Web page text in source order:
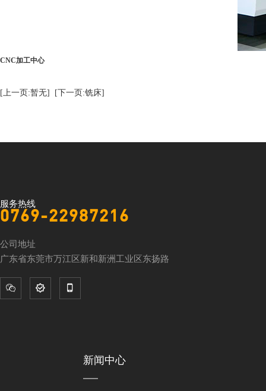
CNC加工中心
[上一页:暂无] [下一页:铣床]
服务热线
0769-22987216
公司地址
广东省东莞市万江区新和新洲工业区东扬路
  
新闻中心